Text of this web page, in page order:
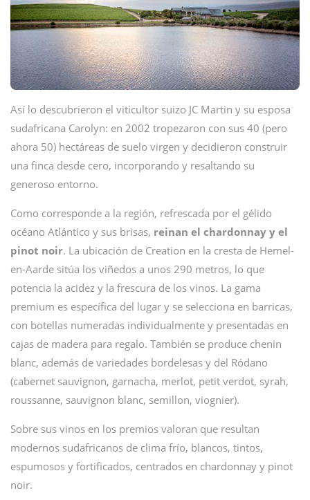
Así lo descubrieron el viticultor suizo JC Martin y su esposa
sudafricana Carolyn: en 2002 tropezaron con sus 40 (pero
ahora 50) hectáreas de suelo virgen y decidieron construir
una finca desde cero, incorporando y resaltando su
generoso entorno.
Como corresponde a la región, refrescada por el gélido
océano Atlántico y sus brisas, reinan el chardonnay y el
pinot noir. La ubicación de Creation en la cresta de Hemel-
en-Aarde sitúa los viñedos a unos 290 metros, lo que
potencia la acidez y la frescura de los vinos. La gama
premium es específica del lugar y se selecciona en barricas,
con botellas numeradas individualmente y presentadas en
cajas de madera para regalo. También se produce chenin
blanc, además de variedades bordelesas y del Ródano
(cabernet sauvignon, garnacha, merlot, petit verdot, syrah,
roussanne, sauvignon blanc, semillon, viognier).
Sobre sus vinos en los premios valoran que resultan
modernos sudafricanos de clima frío, blancos, tintos,
espumosos y fortificados, centrados en chardonnay y pinot
noir.